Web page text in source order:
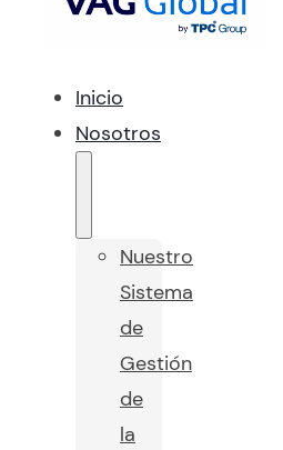
Inicio
Nosotros
Nuestro
Sistema
de
Gestión
de
la